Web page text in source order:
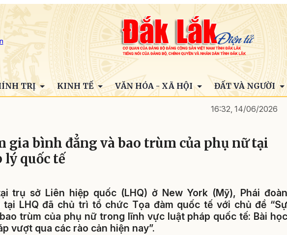
TRỊ KINH TẾ VĂN HÓA - XÃ HỘI ĐẤT VÀ NGƯỜI
16:32, 14/06/2026
gia bình đẳng và bao trùm của phụ nữ tại
lý quốc tế
trụ sở Liên hiệp quốc (LHQ) ở New York (Mỹ), Phái đoàn
LHQ đã chủ trì tổ chức Tọa đàm quốc tế với chủ đề “Sự
trùm của phụ nữ trong lĩnh vực luật pháp quốc tế: Bài học
vượt qua các rào cản hiện nay”.